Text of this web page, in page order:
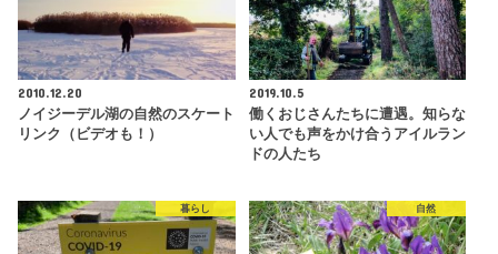
2010.12.20
ノイジーデル湖の自然のスケート
リンク（ビデオも！）
2019.10.5
働くおじさんたちに遭遇。知らな
い人でも声をかけ合うアイルラン
ドの人たち
暮らし 自然